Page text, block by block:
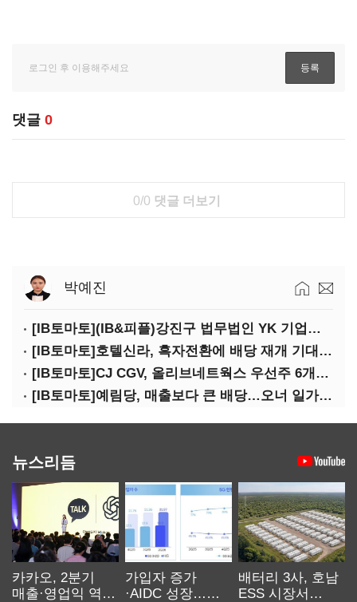
댓글 0
0/0 댓글 더보기
박예진
[IB토마토](IB&피플)강진구 법무법인 YK 기업거버넌스센터 센터장
[IB토마토]호텔신라, 흑자전환에 배당 재개 기대감…삼성생명도 웃을까
[IB토마토]CJ CGV, 올리브네트웍스 우선주 6개월 만에 상환…왜?
[IB토마토]예림당, 매출보다 큰 배당…오너 일가에 절반 간다
뉴스리듬
카카오, 2분기
매출·영업익 역대
가입자 증가
·AIDC 성장…
배터리 3사, 호남
ESS 시장서